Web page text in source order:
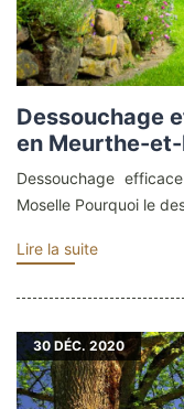
Dessouchage
en Meurthe-
Dessouchage
Moselle Pourquoi le
Lire la suite
30 DÉC. 2020